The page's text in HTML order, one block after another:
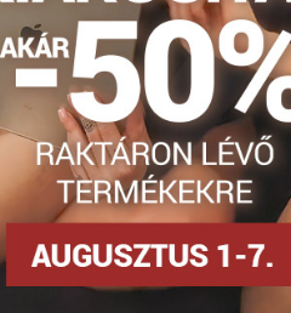
PinterestReddit